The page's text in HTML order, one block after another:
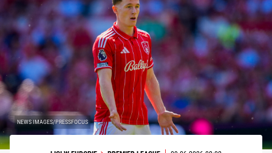
NEWS IMAGES/PRESSFOCUS